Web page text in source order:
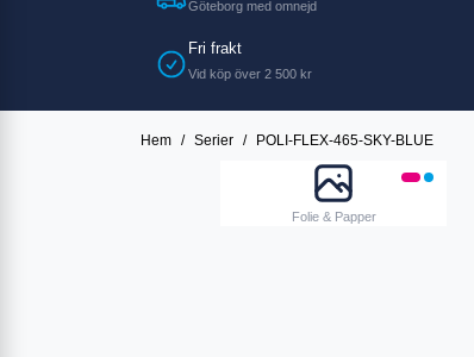
Göteborg med omnejd
Fri frakt
Vid köp över 2 500 kr
Hem / Serier / POLI-FLEX-465-SKY-BLUE
Folie & Papper